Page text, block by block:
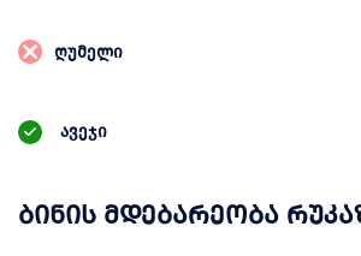
ღუმელი
ავეჯი
ბინის მდებარეობა